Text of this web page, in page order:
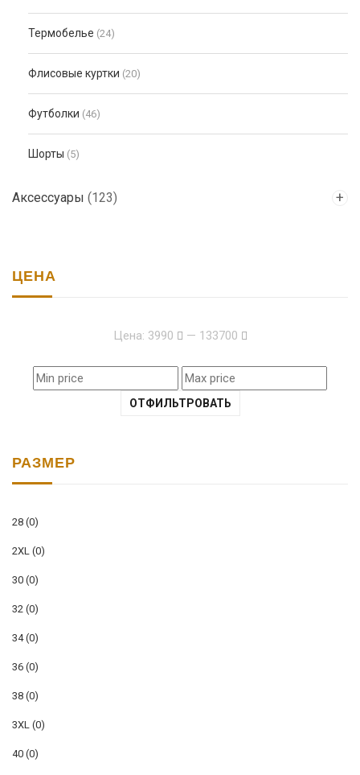
Термобелье (24)
Флисовые куртки (20)
Футболки (46)
Шорты (5)
Аксессуары (123)
ЦЕНА
ОТФИЛЬТРОВАТЬ
Цена: 3990 — 133700
РАЗМЕР
28 (0)
2XL (0)
30 (0)
32 (0)
34(0)
36 (0)
38 (0)
3XL (0)
40 (0)